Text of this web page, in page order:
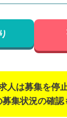
人は募集を停
集状況の確認